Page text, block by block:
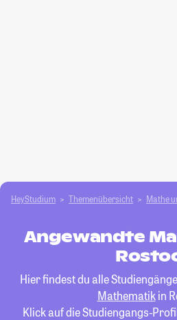
HeyStudium Themenübersicht Mathe
Angewandte
Hier findest du alle
Mathematikin
Klick auf die Studiengangs-